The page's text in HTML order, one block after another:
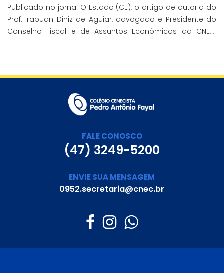
Publicado no jornal O Estado (CE), o artigo de autoria do
Prof. Irapuan Diniz de Aguiar, advogado e Presidente do
Conselho Fiscal e de Assuntos Econômicos da CNEC,
FALE CONOSCO
(47) 3249-5200
ENVIE SUA MENSAGEM
0952.secretaria@cnec.br